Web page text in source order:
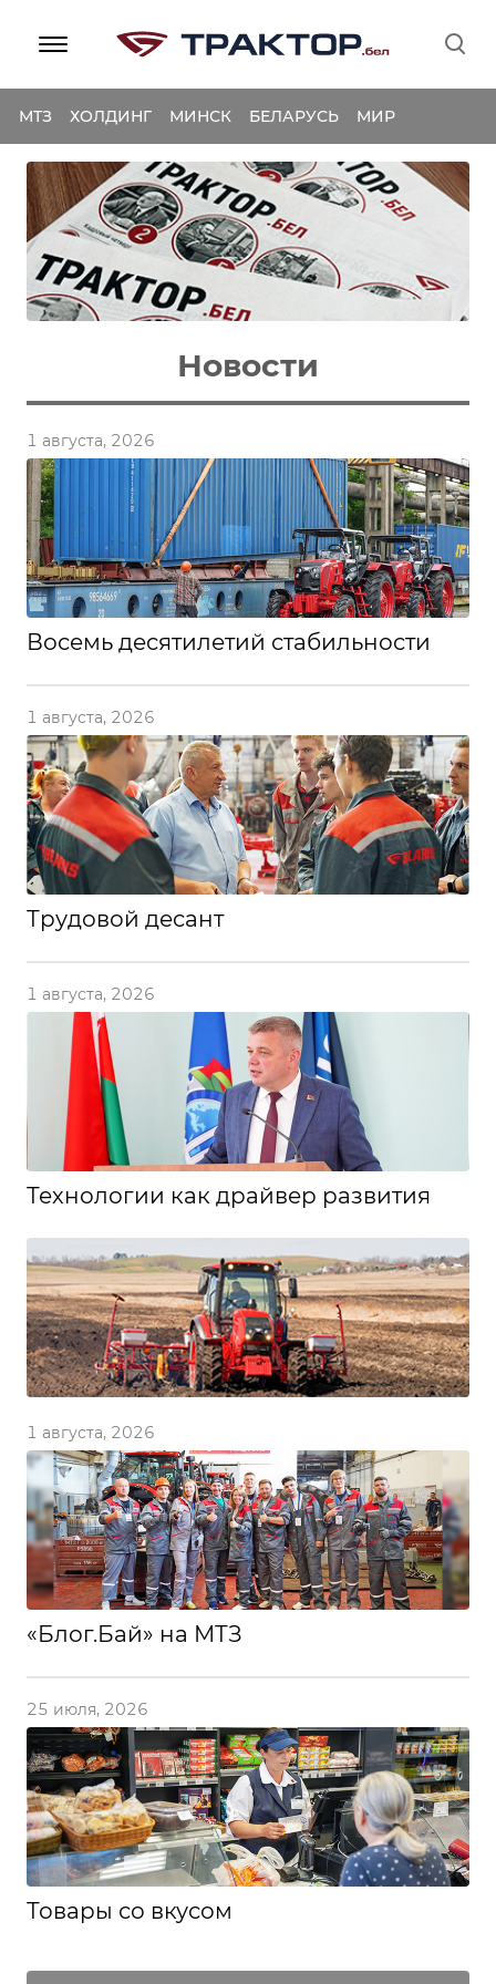
МТЗ ХОЛДИНГ МИНСК БЕЛАРУСЬ МИР
Новости
1 августа, 2026
Восемь десятилетий стабильности
1 августа, 2026
Трудовой десант
1 августа, 2026
Технологии как драйвер развития
1 августа, 2026
«Блог.Бай» на МТЗ
25 июля, 2026
Товары со вкусом